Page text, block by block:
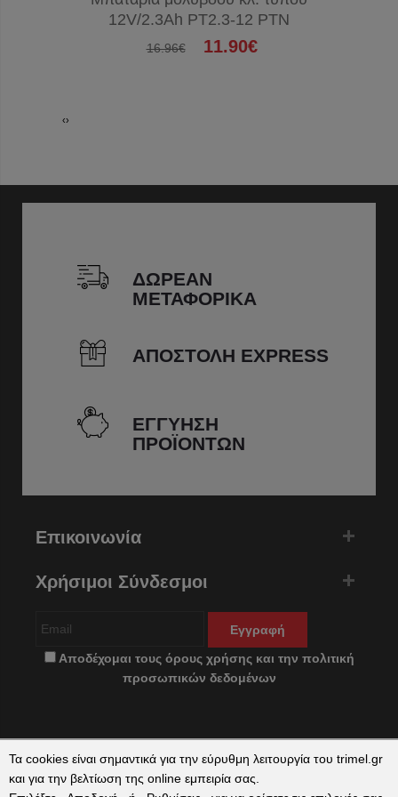
12V/2.3Ah PT2.3-12 PTN
16.96€ 11.90€
‹›
ΔΩΡΕΑΝ
ΜΕΤΑΦΟΡΙΚΑ
ΑΠΟΣΤΟΛΗ EXPRESS
ΕΓΓΥΗΣΗ
ΠΡΟΪΟΝΤΩΝ
Επικοινωνία
Χρήσιμοι Σύνδεσμοι
Εγγραφή
Αποδέχομαι τους όρους χρήσης και την πολιτική
προσωπικών δεδομένων
Τα cookies είναι σημαντικά για την εύρυθμη λειτουργία του trimel.gr
και για την βελτίωση της online εμπειρία σας.